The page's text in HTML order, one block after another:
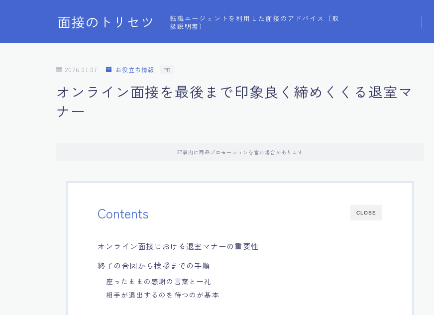
面接のトリセツ
転職エージェントを利用した面接のアドバイス（取
扱説明書）
2026.07.07 お役立ち情報 PR
オンライン面接を最後まで印象良く締めくくる退室マ
ナー
記事内に商品プロモーションを含む場合があります
CLOSE
Contents
オンライン面接における退室マナーの重要性
終了の合図から挨拶までの手順
座ったままの感謝の言葉と一礼
相手が退出するのを待つのが基本